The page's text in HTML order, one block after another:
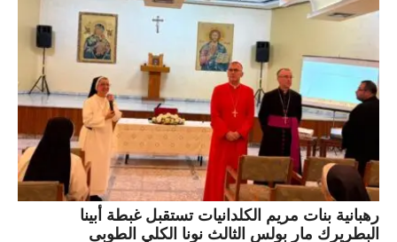
رهبانية بنات مريم الكلدانيات تستقبل غبطة أبينا
البطريرك مار بولس الثالث نونا الكلي الطوبى